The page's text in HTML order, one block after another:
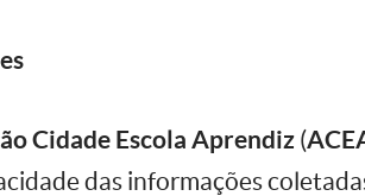
Cidade Escola Aprendiz (
das informações